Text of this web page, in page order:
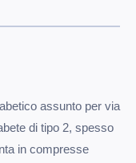
assunto per via
di tipo 2, spesso
in compresse